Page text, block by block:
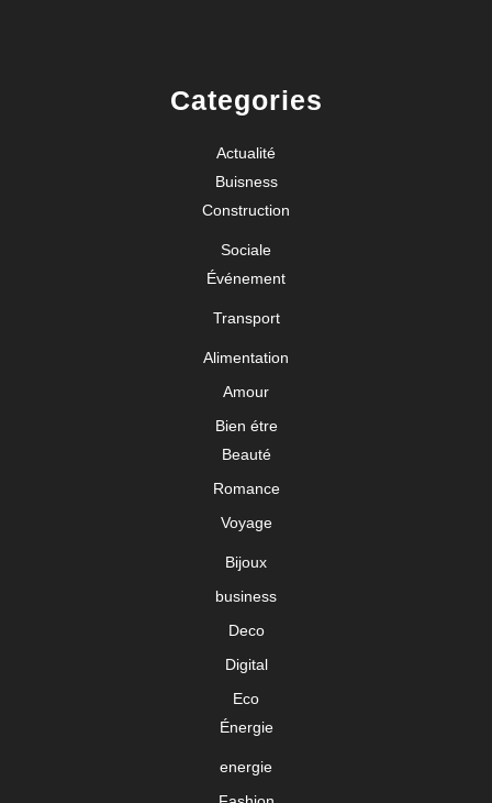
Categories
Actualité
Buisness
Construction
Sociale
Événement
Transport
Alimentation
Amour
Bien étre
Beauté
Romance
Voyage
Bijoux
business
Deco
Digital
Eco
Énergie
energie